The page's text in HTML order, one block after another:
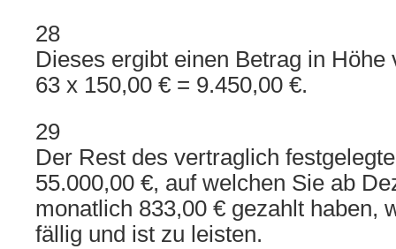
28
Dieses ergibt einen Betrag in Höhe
63 x 150,00 € = 9.450,00 €.
29
Der Rest des vertraglich
55.000,00 €, auf welchen Sie ab
monatlich 833,00 € gezahlt haben,
fällig und ist zu leisten.